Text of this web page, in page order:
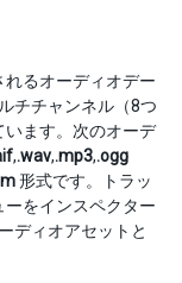
れるオーディオデー
チチャンネル（8つ
います。次のオーデ
,.wav,.mp3,.ogg
形式です。トラッ
をインスペクター
ディオアセットと